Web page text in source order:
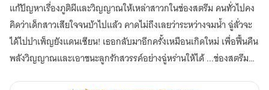
แก้ปัญหาเรื่องภูติผีและวิญญาณให้เหล่าสาวกในช่องสตรีม คนทั่วไปคง
คิดว่าเด็กสาวเสียใจจนบ้าไปแล้ว คาดไม่ถึงเลยว่าระหว่างจมน้ำ ฉู่ลั่วจะ
ได้ไปบำเพ็ญยังแดนเซียน! เธอกลับมาอีกครั้งเหมือนเกิดใหม่ เพื่อฟื้นคืน
พลังวิญญาณและเอาชนะลูกรักสวรรค์อย่างฉู่หร่านให้ได้ ...ช่องสตรีมสด